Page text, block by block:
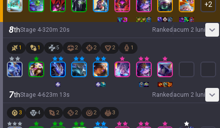
+2
8thStage 4-320m 20s Ranked acum 2 luni
1 1 5 2 2 2 1
7thStage 4-623m 13s Ranked acum 2 luni
3 4 2 2 2 3